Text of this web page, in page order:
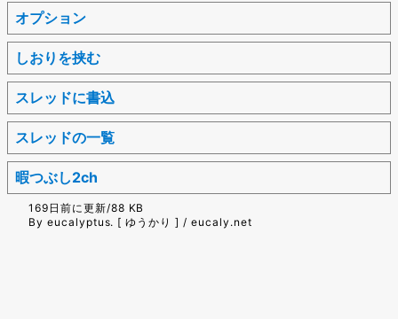
オプション
しおりを挟む
スレッドに書込
スレッドの一覧
暇つぶし2ch
169日前に更新/88 KB
By eucalyptus. [ ゆうかり ] / eucaly.net